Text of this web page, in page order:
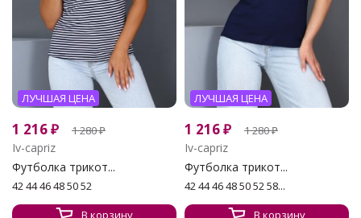
ЛУЧШАЯ ЦЕНА
1 216₽ 1 280₽
Iv-capriz
Футболка трикот...
42 44 46 48 50 52
В корзину
ЛУЧШАЯ ЦЕНА
1 216₽ 1 280₽
Iv-capriz
Футболка трикот...
42 44 46 48 50 52 58...
В корзину